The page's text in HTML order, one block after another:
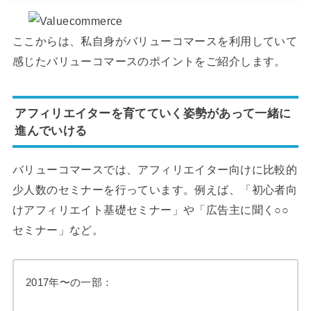
ここからは、私自身がバリューコマースを利用していて
感じたバリューコマースのポイントをご紹介します。
アフィリエイターを育てていく姿勢があって一緒に
進んでいける
バリューコマースでは、アフィリエイター向けに比較的
少人数のセミナーを行っています。例えば、「初心者向
けアフィリエイト基礎セミナー」や「広告主に聞く○○
セミナー」など。
2017年〜の一部：